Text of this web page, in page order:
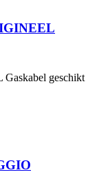
geschikt